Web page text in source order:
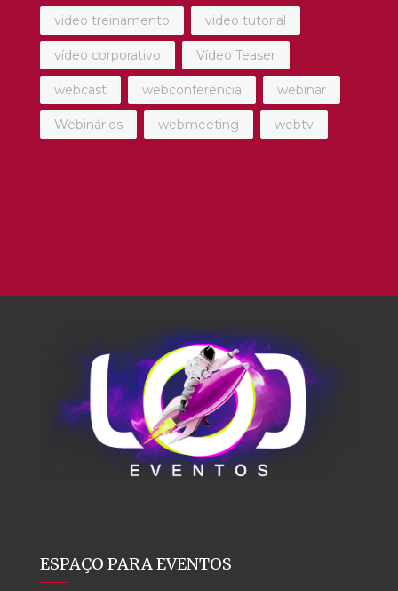
video treinamento video tutorial
vídeo corporativo Vídeo Teaser
webcast webconferência webinar
Webinários webmeeting webtv
ESPAÇO PARA EVENTOS